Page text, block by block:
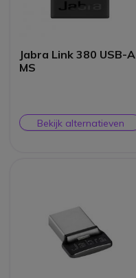
Jabra Link 380 USB-A
MS
Bekijk alternatieven